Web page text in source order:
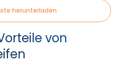
herunterladen
von